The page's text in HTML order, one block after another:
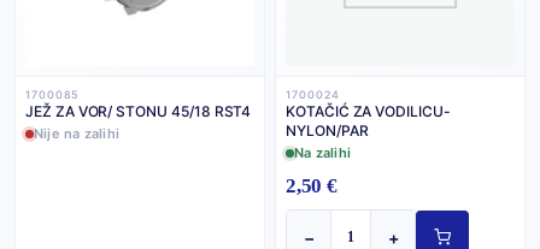
1700085
JEŽ ZA VOR/ STONU 45/18 RST4
Nije na zalihi
1700024
KOTAČIĆ ZA VODILICU-
NYLON/PAR
Na zalihi
2,50 €
− +